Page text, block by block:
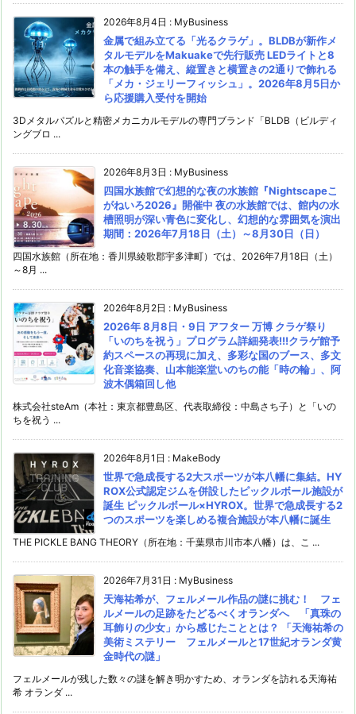
2026年8月4日 : MyBusiness
金属で組み立てる「光るクラゲ」。BLDBが新作メ
タルモデルをMakuakeで先行販売 LEDライトと8
本の触手を備え、縦置きと横置きの2通りで飾れる
「メカ・ジェリーフィッシュ」。2026年8月5日か
ら応援購入受付を開始
3Dメタルパズルと精密メカニカルモデルの専門ブランド「BLDB（ビルディ
ングブロ ...
2026年8月3日 : MyBusiness
四国水族館で幻想的な夜の水族館『Nightscapeこ
がねいろ2026』開催中 夜の水族館では、館内の水
槽照明が深い青色に変化し、幻想的な雰囲気を演出
期間：2026年7月18日（土）～8月30日（日）
四国水族館（所在地：香川県綾歌郡宇多津町）では、2026年7月18日（土）
～8月 ...
2026年8月2日 : MyBusiness
2026年 8月8日・9日 アフター 万博 クラゲ祭り
「いのちを祝う」プログラム詳細発表!!!クラゲ館予
約スペースの再現に加え、多彩な国のブース、多文
化音楽協奏、山本能楽堂いのちの能「時の輪」、阿
波木偶箱回し他
株式会社steAm（本社：東京都豊島区、代表取締役：中島さち子）と「いの
ちを祝う ...
2026年8月1日 : MakeBody
世界で急成長する2大スポーツが本八幡に集結。HY
ROX公式認定ジムを併設したピックルボール施設が
誕生 ピックルボール×HYROX。世界で急成長する2
つのスポーツを楽しめる複合施設が本八幡に誕生
THE PICKLE BANG THEORY（所在地：千葉県市川市本八幡）は、こ ...
2026年7月31日 : MyBusiness
天海祐希が、フェルメール作品の謎に挑む！ フェ
ルメールの足跡をたどるべくオランダへ 「真珠の
耳飾りの少女」から感じたこととは？ 「天海祐希の
美術ミステリー フェルメールと17世紀オランダ黄
金時代の謎」
フェルメールが残した数々の謎を解き明かすため、オランダを訪れる天海祐
希 オランダ ...